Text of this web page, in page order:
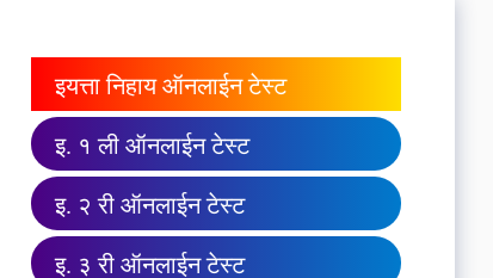
इयत्ता निहाय ऑनलाईन टेस्ट
इ. १ ली ऑनलाईन टेस्ट
इ. २ री ऑनलाईन टेस्ट
इ. ३ री ऑनलाईन टेस्ट